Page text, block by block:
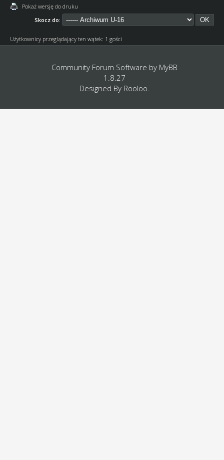
Pokaż wersję do druku
Skocz do:
Użytkownicy przeglądający ten wątek: 1 gości
Community Forum Software by MyBB
1.8.27
Designed By Rooloo